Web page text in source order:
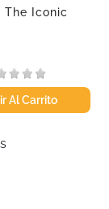
The Iconic
Al Carrito